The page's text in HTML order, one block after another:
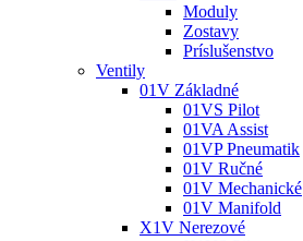
Moduly
Zostavy
Príslušenstvo
Ventily
01V Základné
01VS Pilot
01VA Assist
01VP Pneumatik
01V Ručné
01V Mechanické
01V Manifold
X1V Nerezové